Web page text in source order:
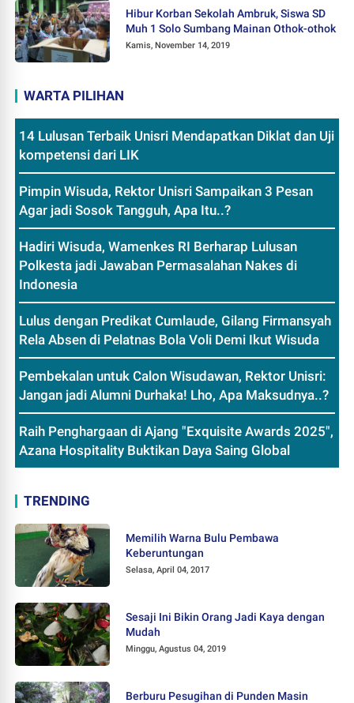
Hibur Korban Sekolah Ambruk, Siswa SD
Muh 1 Solo Sumbang Mainan Othok-othok
Kamis, November 14, 2019
WARTA PILIHAN
14 Lulusan Terbaik Unisri Mendapatkan Diklat dan Uji
kompetensi dari LIK
Pimpin Wisuda, Rektor Unisri Sampaikan 3 Pesan
Agar jadi Sosok Tangguh, Apa Itu..?
Hadiri Wisuda, Wamenkes RI Berharap Lulusan
Polkesta jadi Jawaban Permasalahan Nakes di
Indonesia
Lulus dengan Predikat Cumlaude, Gilang Firmansyah
Rela Absen di Pelatnas Bola Voli Demi Ikut Wisuda
Pembekalan untuk Calon Wisudawan, Rektor Unisri:
Jangan jadi Alumni Durhaka! Lho, Apa Maksudnya..?
Raih Penghargaan di Ajang "Exquisite Awards 2025",
Azana Hospitality Buktikan Daya Saing Global
TRENDING
Memilih Warna Bulu Pembawa
Keberuntungan
Selasa, April 04, 2017
Sesaji Ini Bikin Orang Jadi Kaya dengan
Mudah
Minggu, Agustus 04, 2019
Berburu Pesugihan di Punden Masin